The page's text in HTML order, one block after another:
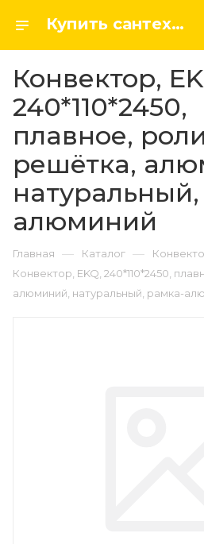
Купить сантехнику, системы отопление и водоснабжения оптом и в розницу в интернет-магазине elsen-opt.ru
Конвектор,
240*110*2450,
плавное,
решётка,
алюминий
Главная — Каталог —
Конвектор, EKQ, 240*110*2450,
алюминий, натуральный, рамка-